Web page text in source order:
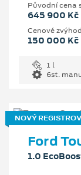
Původní cena
645 900 Kč
Cenové
150 000 Kč
1 l
6st.
NOVÝ
Ford
1.0